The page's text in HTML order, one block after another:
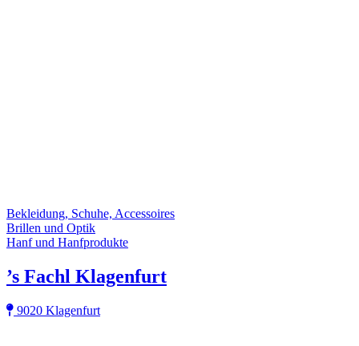
Bekleidung, Schuhe, Accessoires
Brillen und Optik
Hanf und Hanfprodukte
’s Fachl Klagenfurt
9020 Klagenfurt